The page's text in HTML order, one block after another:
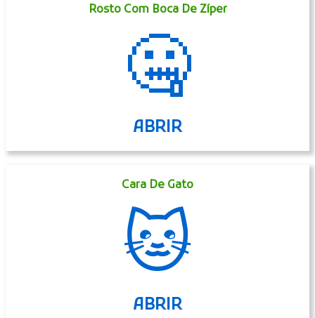
Rosto Com Boca De Zíper
🤐
ABRIR
Cara De Gato
🐱
ABRIR